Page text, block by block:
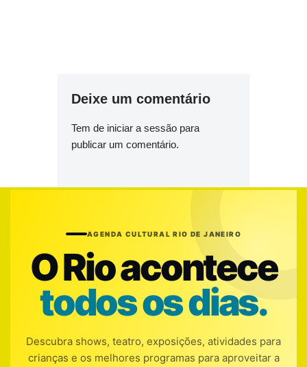
Deixe um comentário
Tem de iniciar a sessão para
publicar um comentário.
AGENDA CULTURAL RIO DE JANEIRO
O Rio acontece
todos os dias.
Descubra shows, teatro, exposições, atividades para
crianças e os melhores programas para aproveitar a